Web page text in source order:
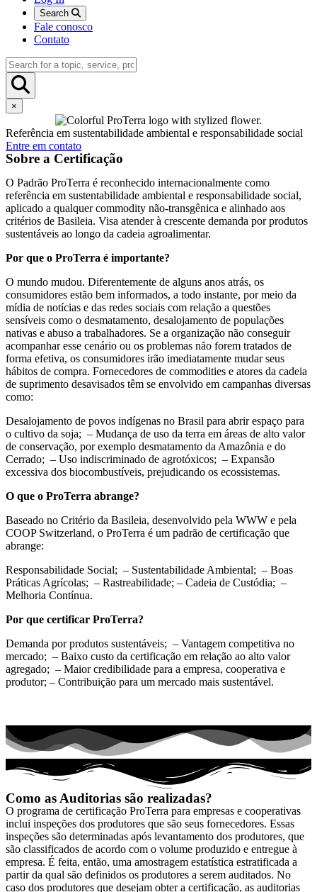
Search
Fale conosco
Contato
×
Referência em sustentabilidade ambiental e responsabilidade social
Entre em contato
Sobre a Certificação
O Padrão ProTerra é reconhecido internacionalmente como
referência em sustentabilidade ambiental e responsabilidade social,
aplicado a qualquer commodity não-transgênica e alinhado aos
critérios de Basileia. Visa atender à crescente demanda por produtos
sustentáveis ao longo da cadeia agroalimentar.
Por que o ProTerra é importante?
O mundo mudou. Diferentemente de alguns anos atrás, os
consumidores estão bem informados, a todo instante, por meio da
mídia de notícias e das redes sociais com relação a questões
sensíveis como o desmatamento, desalojamento de populações
nativas e abuso a trabalhadores. Se a organização não conseguir
acompanhar esse cenário ou os problemas não forem tratados de
forma efetiva, os consumidores irão imediatamente mudar seus
hábitos de compra. Fornecedores de commodities e atores da cadeia
de suprimento desavisados têm se envolvido em campanhas diversas
como:
Desalojamento de povos indígenas no Brasil para abrir espaço para
o cultivo da soja; – Mudança de uso da terra em áreas de alto valor
de conservação, por exemplo desmatamento da Amazônia e do
Cerrado; – Uso indiscriminado de agrotóxicos; – Expansão
excessiva dos biocombustíveis, prejudicando os ecossistemas.
O que o ProTerra abrange?
Baseado no Critério da Basileia, desenvolvido pela WWW e pela
COOP Switzerland, o ProTerra é um padrão de certificação que
abrange:
Responsabilidade Social; – Sustentabilidade Ambiental; – Boas
Práticas Agrícolas; – Rastreabilidade; – Cadeia de Custódia; –
Melhoria Contínua.
Por que certificar ProTerra?
Demanda por produtos sustentáveis; – Vantagem competitiva no
mercado; – Baixo custo da certificação em relação ao alto valor
agregado; – Maior credibilidade para a empresa, cooperativa e
produtor; – Contribuição para um mercado mais sustentável.
Como as Auditorias são realizadas?
O programa de certificação ProTerra para empresas e cooperativas
inclui inspeções dos produtores que são seus fornecedores. Essas
inspeções são determinadas após levantamento dos produtores, que
são classificados de acordo com o volume produzido e entregue à
empresa. É feita, então, uma amostragem estatística estratificada a
partir da qual são definidos os produtores a serem auditados. No
caso dos produtores que desejam obter a certificação, as auditorias